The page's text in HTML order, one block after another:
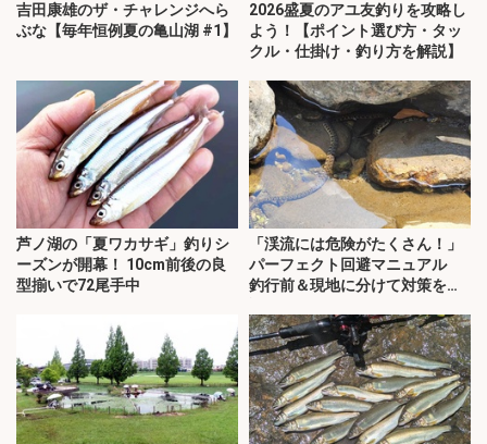
吉田康雄のザ・チャレンジへら
ぶな【毎年恒例夏の亀山湖 #1】
2026盛夏のアユ友釣りを攻略し
よう！【ポイント選び方・タッ
クル・仕掛け・釣り方を解説】
芦ノ湖の「夏ワカサギ」釣りシ
ーズンが開幕！ 10cm前後の良
型揃いで72尾手中
「渓流には危険がたくさん！」
パーフェクト回避マニュアル
釣行前＆現地に分けて対策を解